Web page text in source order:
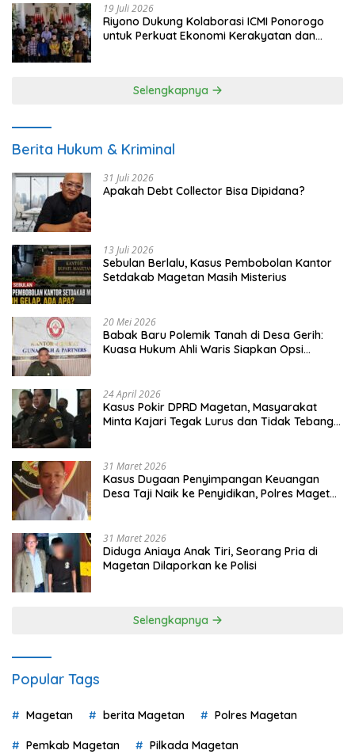
19 Juli 2026
Riyono Dukung Kolaborasi ICMI Ponorogo
untuk Perkuat Ekonomi Kerakyatan dan
Selengkapnya
Berita Hukum & Kriminal
31 Juli 2026
Apakah Debt Collector Bisa Dipidana?
13 Juli 2026
Sebulan Berlalu, Kasus Pembobolan Kantor
Setdakab Magetan Masih Misterius
20 Mei 2026
Babak Baru Polemik Tanah di Desa Gerih:
Kuasa Hukum Ahli Waris Siapkan Opsi
24 April 2026
Kasus Pokir DPRD Magetan, Masyarakat
Minta Kajari Tegak Lurus dan Tidak Tebang
31 Maret 2026
Kasus Dugaan Penyimpangan Keuangan
Desa Taji Naik ke Penyidikan, Polres Magetan
31 Maret 2026
Diduga Aniaya Anak Tiri, Seorang Pria di
Magetan Dilaporkan ke Polisi
Selengkapnya
Popular Tags
Magetan berita Magetan Polres Magetan
Pemkab Magetan Pilkada Magetan